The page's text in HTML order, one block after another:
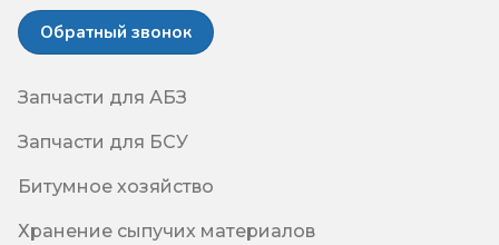
Обратный звонок
Запчасти для АБЗ
Запчасти для БСУ
Битумное хозяйство
Хранение сыпучих материалов